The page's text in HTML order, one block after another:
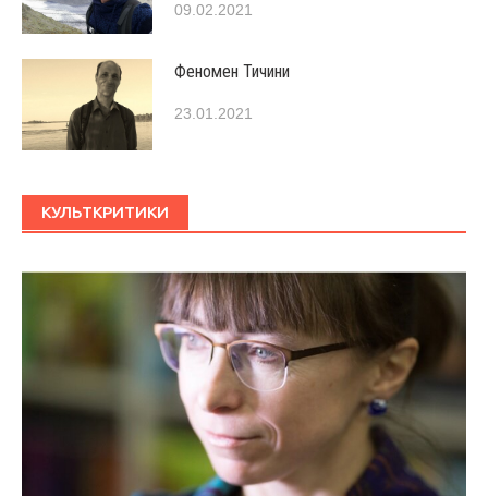
09.02.2021
Феномен Тичини
23.01.2021
КУЛЬТКРИТИКИ